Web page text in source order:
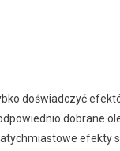
doświadczyć
dobrane
efekty